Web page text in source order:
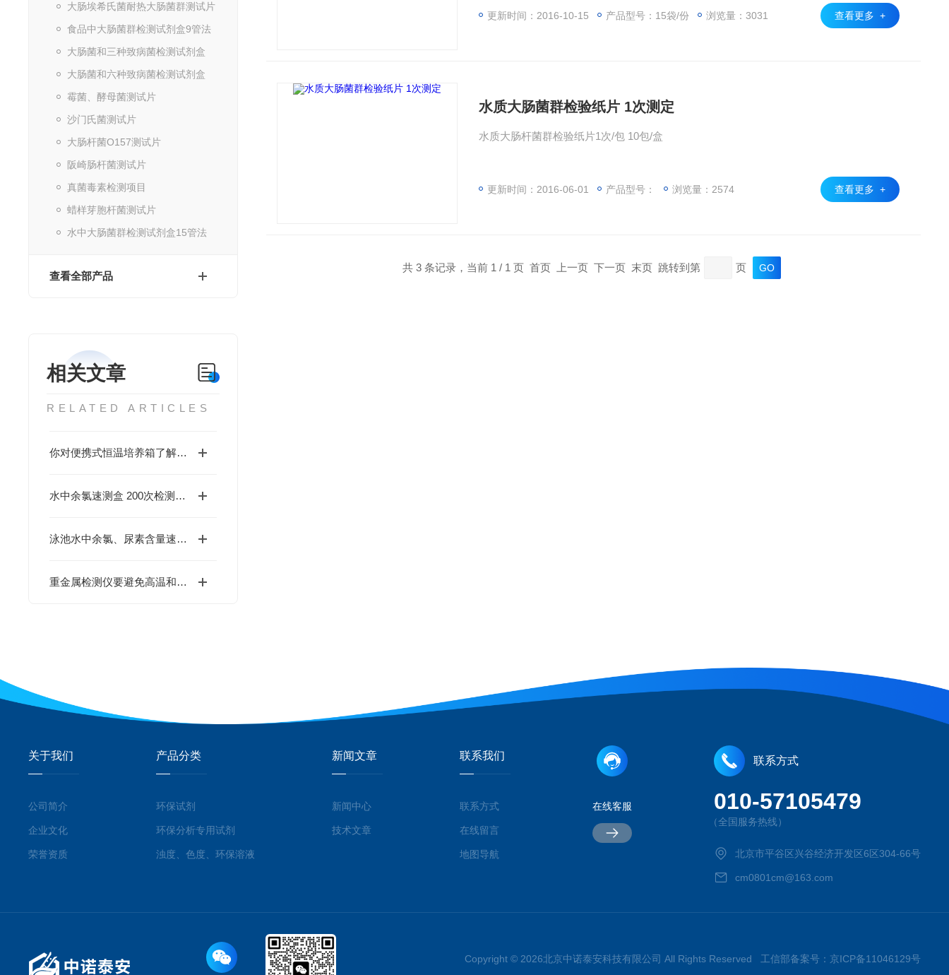
大肠埃希氏菌耐热大肠菌群测试片
食品中大肠菌群检测试剂盒9管法
大肠菌和三种致病菌检测试剂盒
大肠菌和六种致病菌检测试剂盒
霉菌、酵母菌测试片
沙门氏菌测试片
大肠杆菌O157测试片
阪崎肠杆菌测试片
真菌毒素检测项目
蜡样芽胞杆菌测试片
水中大肠菌群检测试剂盒15管法
查看全部产品
相关文章
RELATED ARTICLES
你对便携式恒温培养箱了解多少呢？
水中余氯速测盒 200次检测用量
泳池水中余氯、尿素含量速测仪
重金属检测仪要避免高温和撞击
更新时间：2016-10-15 产品型号：15袋/份 浏览量：3031 查看更多 +
水质大肠菌群检验纸片 1次测定
水质大肠杆菌群检验纸片1次/包 10包/盒
更新时间：2016-06-01 产品型号： 浏览量：2574 查看更多 +
共 3 条记录，当前 1 / 1 页 首页 上一页 下一页 末页 跳转到第 页
关于我们
公司简介
企业文化
荣誉资质
产品分类
环保试剂
环保分析专用试剂
浊度、色度、环保溶液
新闻文章
新闻中心
技术文章
联系我们
联系方式
在线留言
地图导航
在线客服
联系方式
010-57105479
（全国服务热线）
北京市平谷区兴谷经济开发区6区304-66号
cm0801cm@163.com
Copyright © 2026北京中诺泰安科技有限公司 All Rights Reserved 工信部备案号： 京ICP备11046129号